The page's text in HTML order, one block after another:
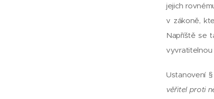
jejich
v zákoně,
Napříště se
vyvratitelnou
Ustanovení
věřitel proti